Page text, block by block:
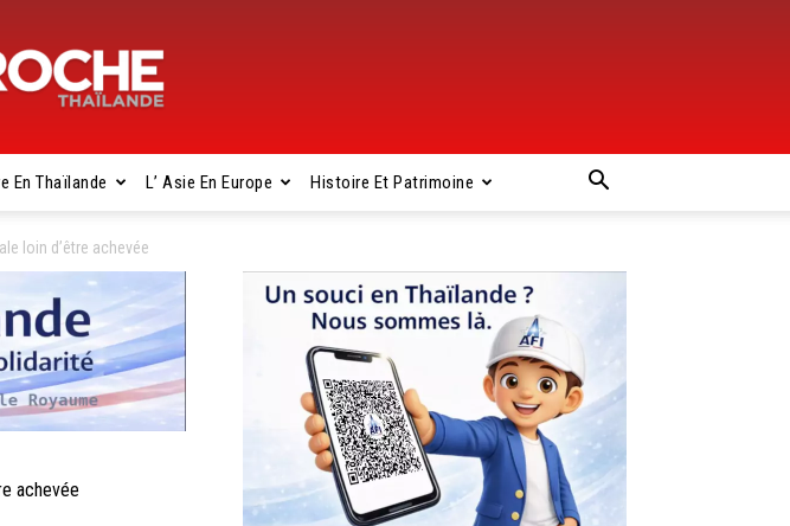
Thaïlande
En Thaïlande L’ Asie En Europe Histoire Et Patrimoine
loin d’être achevée
achevée